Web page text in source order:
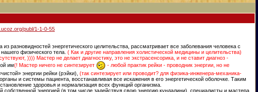
publ/1-1-0-55
разновидностей энергетического целительства, рассматривает все заболевания человека с
физического тела. ( Как и другие направления холистической медицины и целительства)
)))) Мастер не делает диагностику, это не экстрасенсорика, и не ставит диагноз -
им(! Мастер ничего не синтезирует
- любой практик рейки - проводник энергии, но не
энергии рейки (рэйки), (так синтезирует или проводит? для физика-инженера-механика-
и системы пациента, восстанавливая все искажения в его энергетической оболочке. Таким
здоровья и нормализация всех функций организма.
собственной энергией (в том числе задействуя свою энергию кундалини), специалисты и мастера